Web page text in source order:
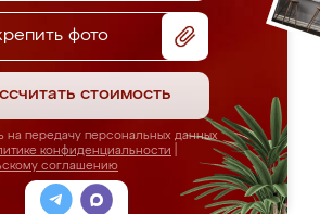
фото
стоимость
на передачу персональных данных
конфиденциальности
соглашению